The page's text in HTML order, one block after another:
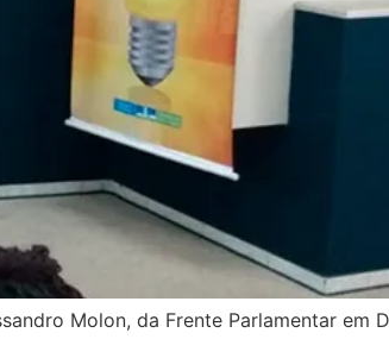
Molon, da Frente Parlamentar em